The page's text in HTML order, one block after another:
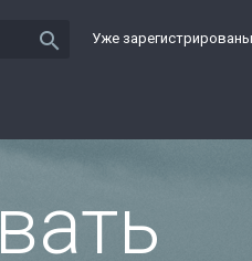
Уже
search